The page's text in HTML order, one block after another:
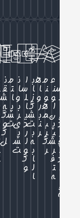
و
ب
ن
ر
ب
ا
ز
گ
ش
ت
ب
ه
ب
ا
ل
ا
ا
س
ل
ا
ی
د
ر
ل
و
گ
ن
ا
و
ب
ر
ی
پ
س
ت
م
ت
ا
پ
س
ت
ن
ق
ش
ه
گ
و
گ
ل
ن
و
ا
ر
ر
ا
ه
ن
م
ب
ا
ز
ک
ر
د
د
ک
م
ه
خ
ل
ا
ق
ا